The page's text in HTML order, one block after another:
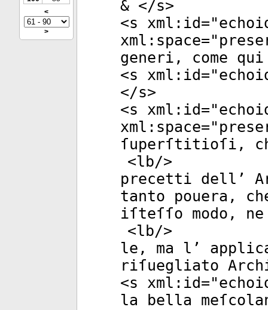
<
>
& </s>
<s xml:id="
xml:space="
generi, come
<s xml:id="
</s>
<s xml:id="
xml:space="
ſuperſtitioſi,
<lb/>
precetti dell’
tanto pouera,
iſteſſo modo,
<lb/>
le, ma l’
riſuegliato
<s xml:id="
la bella